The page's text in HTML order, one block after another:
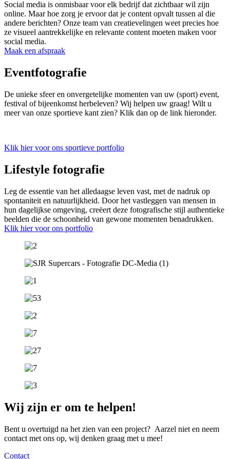
Social media is onmisbaar voor elk bedrijf dat zichtbaar wil zijn
online. Maar hoe zorg je ervoor dat je content opvalt tussen al die
andere berichten? Onze team van creatievelingen weet precies hoe
ze visueel aantrekkelijke en relevante content moeten maken voor
social media.
Maak een afspraak
Eventfotografie
De unieke sfeer en onvergetelijke momenten van uw (sport) event,
festival of bijeenkomst herbeleven? Wij helpen uw graag! Wilt u
meer van onze sportieve kant zien? Klik dan op de link hieronder.
Klik hier voor ons sportieve portfolio
Lifestyle fotografie
Leg de essentie van het alledaagse leven vast, met de nadruk op
spontaniteit en natuurlijkheid. Door het vastleggen van mensen in
hun dagelijkse omgeving, creëert deze fotografische stijl authentieke
beelden die de schoonheid van gewone momenten benadrukken.
Klik hier voor ons portfolio
Wij zijn er om te helpen!
Bent u overtuigd na het zien van een project? Aarzel niet en neem
contact met ons op, wij denken graag met u mee!
Contact